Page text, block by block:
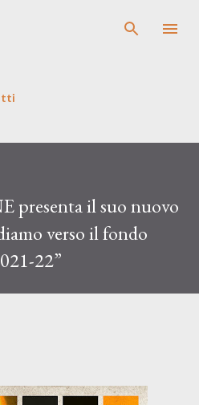
presenta il suo nuovo
verso il fondo
22”